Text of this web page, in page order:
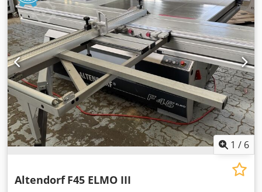
1 / 6
Altendorf F45 ELMO III